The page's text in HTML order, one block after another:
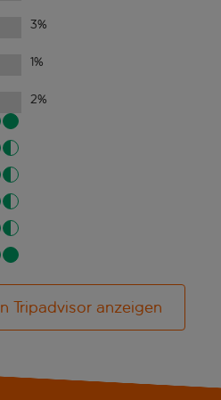
3%
1%
2%
Tripadvisor anzeigen